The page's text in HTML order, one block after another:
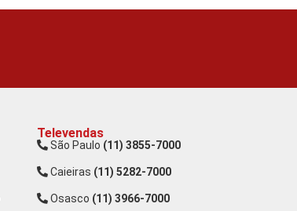
Televendas
São Paulo (11) 3855-7000
Caieiras (11) 5282-7000
Osasco (11) 3966-7000